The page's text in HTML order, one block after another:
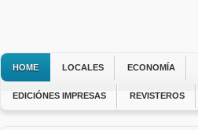
HOME LOCALES ECONOMÍA
EDICIÓNES IMPRESAS REVISTEROS